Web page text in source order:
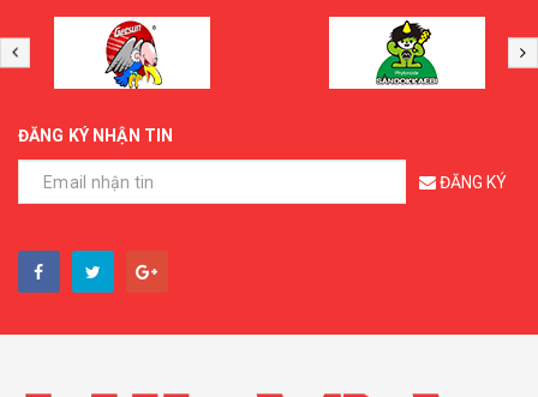
ĐĂNG KÝ NHẬN TIN
ĐĂNG KÝ